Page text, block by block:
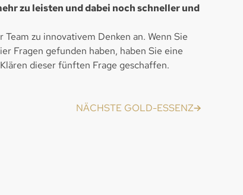
zu leisten und dabei noch schneller und
zu innovativem Denken an. Wenn Sie
Fragen gefunden haben, haben Sie eine
dieser fünften Frage geschaffen.
NÄCHSTE GOLD-ESSENZ